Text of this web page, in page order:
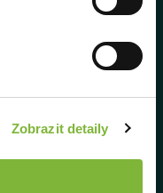
Zobrazit detaily